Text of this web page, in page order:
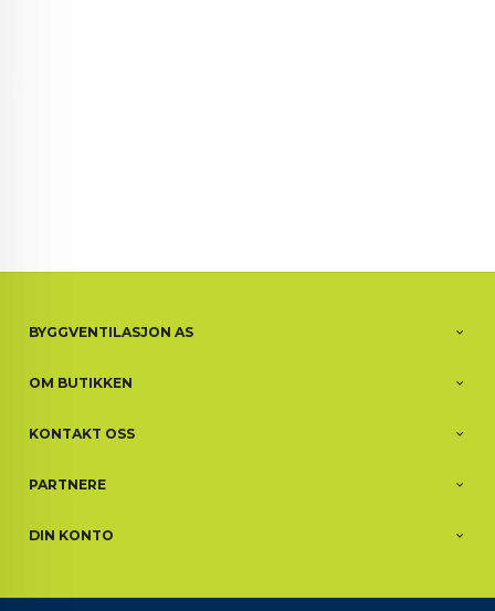
BYGGVENTILASJON AS
OM BUTIKKEN
KONTAKT OSS
PARTNERE
DIN KONTO